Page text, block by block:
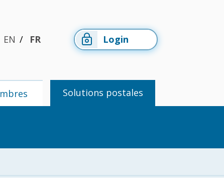
EN FR Login
Solutions postales